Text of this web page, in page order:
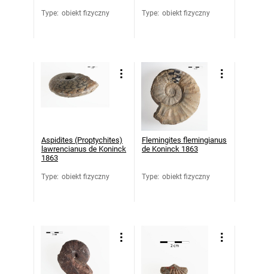
Type: obiekt fizyczny Type: obiekt fizyczny
Aspidites (Proptychites)
lawrencianus de Koninck
1863
Type: obiekt fizyczny
Flemingites flemingianus
de Koninck 1863
Type: obiekt fizyczny